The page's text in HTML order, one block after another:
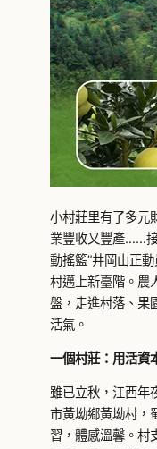
小村莊里有了多元
業豐收又豐產……
動搖籃”井岡山正
村邁上新臺階。農
盤，走進村落、果
活氣。
一個村莊：用活資
雖已立秋，江西年
市黃坳鄉黃坳村，
習，體感溫馨。村